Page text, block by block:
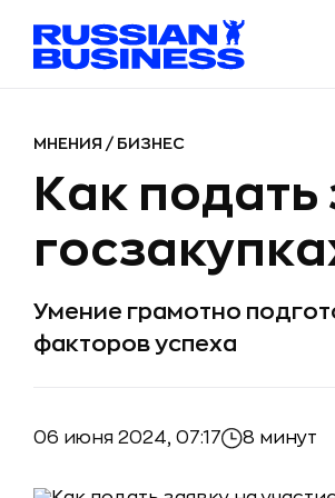
МНЕНИЯ / БИЗНЕС
Как подать
Умение грамотно
факторов успеха
06 июня 2024, 07:17 8 минут